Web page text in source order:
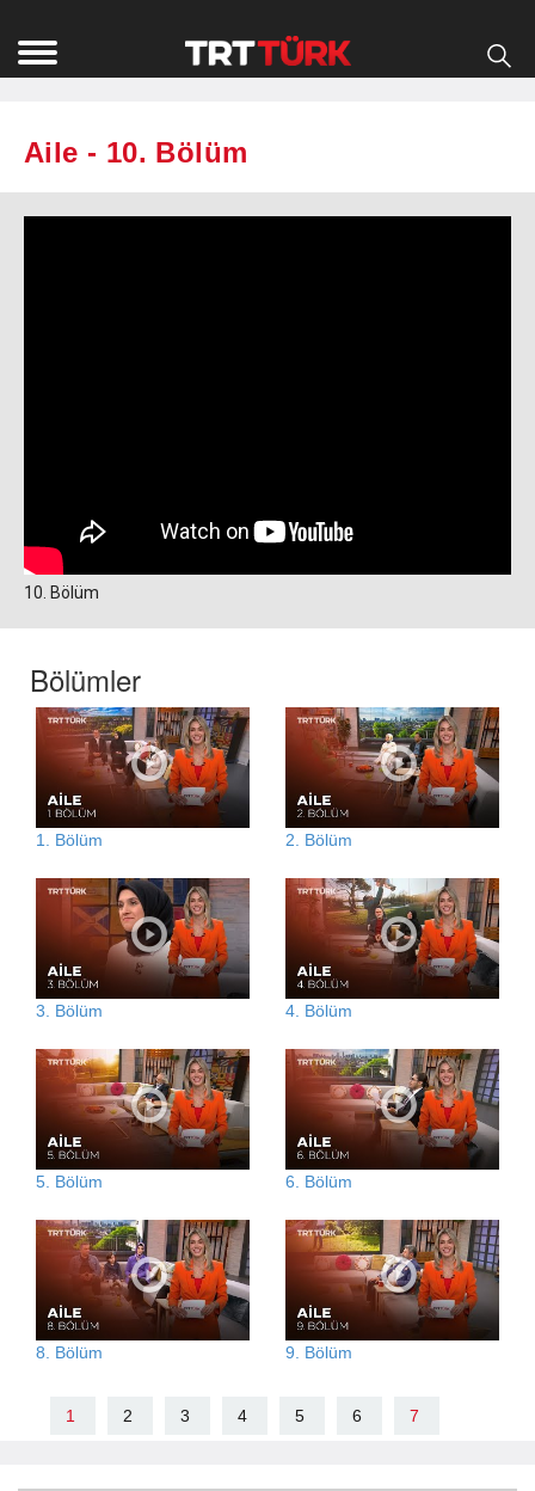
Aile - 10. Bölüm
10. Bölüm
Bölümler
1. Bölüm 2. Bölüm
3. Bölüm 4. Bölüm
5. Bölüm 6. Bölüm
8. Bölüm 9. Bölüm
1 2 3 4 5 6 7